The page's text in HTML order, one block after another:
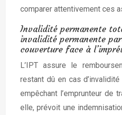
comparer attentivement ces
Invalidité permanente
invalidité permanente
couverture face à
L’IPT assure le
restant dû en cas
empêchant l’emprunteur de
elle, prévoit une